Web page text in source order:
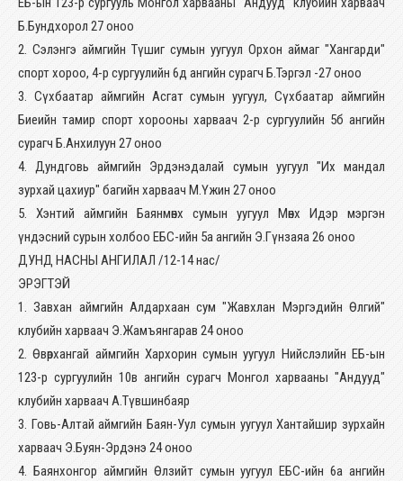
Б.Бундхорол 27 оноо
2. Сэлэнгэ аймгийн Түшиг сумын уугуул Орхон аймаг "Хангарди"
спорт хороо, 4-р сургуулийн 6д ангийн сурагч Б.Тэргэл -27 оноо
3. Сүхбаатар аймгийн Асгат сумын уугуул, Сүхбаатар аймгийн
Биеийн тамир спорт хорооны харваач 2-р сургуулийн 5б ангийн
сурагч Б.Анхилуун 27 оноо
4. Дундговь аймгийн Эрдэнэдалай сумын уугуул "Их мандал
зурхай цахиур" багийн харваач М.Үжин 27 оноо
5. Хэнтий аймгийн Баянмөнх сумын уугуул Мөнх Идэр мэргэн
үндэсний сурын холбоо ЕБС-ийн 5а ангийн Э.Гүнзаяа 26 оноо
ДУНД НАСНЫ АНГИЛАЛ /12-14 нас/
ЭРЭГТЭЙ
1. Завхан аймгийн Алдархаан сум "Жавхлан Мэргэдийн Өлгий"
клубийн харваач Э.Жамъянгарав 24 оноо
2. Өвөрхангай аймгийн Хархорин сумын уугуул Нийслэлийн ЕБ-ын
123-р сургуулийн 10в ангийн сурагч Монгол харвааны "Андууд"
клубийн харваач А.Түвшинбаяр
3. Говь-Алтай аймгийн Баян-Уул сумын уугуул Хантайшир зурхайн
харваач Э.Буян-Эрдэнэ 24 оноо
4. Баянхонгор аймгийн Өлзийт сумын уугуул ЕБС-ийн 6а ангийн